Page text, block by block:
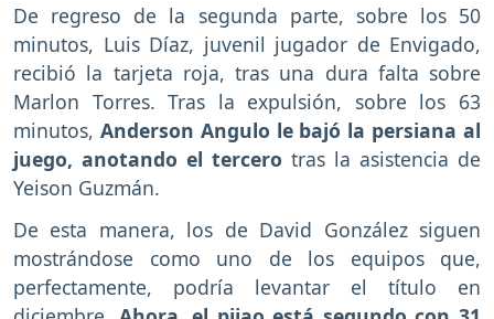
De regreso de la segunda parte, sobre los 50
minutos, Luis Díaz, juvenil jugador de Envigado,
recibió la tarjeta roja, tras una dura falta sobre
Marlon Torres. Tras la expulsión, sobre los 63
minutos, Anderson Angulo le bajó la persiana al
juego, anotando el tercero tras la asistencia de
Yeison Guzmán.
De esta manera, los de David González siguen
mostrándose como uno de los equipos que,
perfectamente, podría levantar el título en